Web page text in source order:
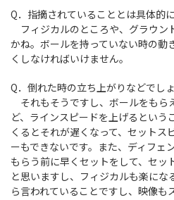
Q．指摘されていることとは具体的
フィジカルのところや、グラウン
かね。ボールを持っていない時の動
くしなければいけません。
Q．倒れた時の立ち上がりなどでしょ
それもそうですし、ボールをもら
ど、ラインスピードを上げるという
くるとそれが遅くなって、セットス
ーもできないです。また、ディフェ
もらう前に早くセットをして、セッ
と思いますし、フィジカルも楽にな
ら言われていることですし、映像も